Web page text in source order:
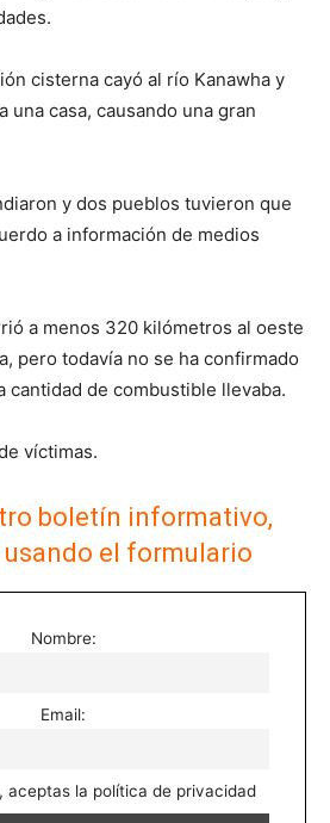
cisterna cayó al río Kanawha y
casa, causando una gran
y dos pueblos tuvieron que
a información de medios
a menos 320 kilómetros al oeste
pero todavía no se ha confirmado
cantidad de combustible llevaba.
víctimas.
boletín informativo,
el formulario
Nombre:
Email:
aceptas la política de privacidad